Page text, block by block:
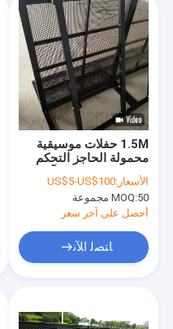
المنتجات
1.5M حفلات موسيقية
محمولة الحاجز التحكم
في الحشود بشكل آمن
الأسعار:US$5-US$100
MOQ:50 مجموعة
أحصل على آخر سعر
ﺎﺘﺼﻟ ﺍﻶﻧ